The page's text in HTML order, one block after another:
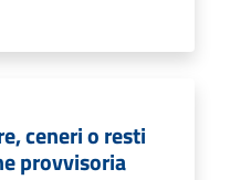
ceneri o resti
provvisoria